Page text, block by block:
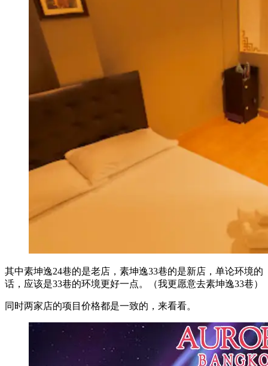
其中素坤逸24巷的是老店，素坤逸33巷的是新店，单论环境的
话，应该是33巷的环境更好一点。（我更愿意去素坤逸33巷）
同时两家店的项目价格都是一致的，来看看。